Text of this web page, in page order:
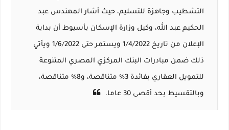
التشطيب وجاهزة للتسليم، حيث أشار المهندس عبد
الحكيم عبد الله، وكيل وزارة الإسكان بأسيوط أن بداية
الإعلان من تاريخ 1/4/2022 ويستمر حتى 1/6/2022 ويأتي
ذلك ضمن مبادرات البنك المركزي المصري المتنوعة
للتمويل العقاري بفائدة 3% متناقصة، و8% متناقصة،
وبالتقسيط بحد أقصى 30 عاما.